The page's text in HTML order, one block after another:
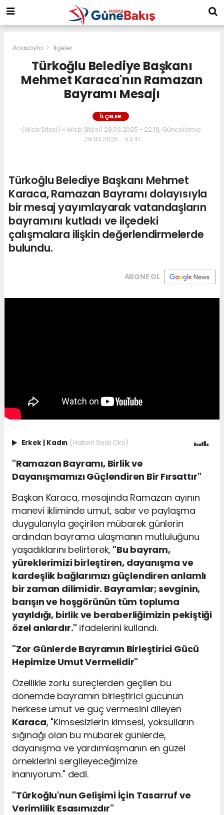
Anasayfa İlçeler
Türkoğlu Belediye Başkanı
Mehmet Karaca'nın Ramazan
Bayramı Mesajı
İLÇELER
(Web Sitesi) - Web Sitesi | 28.03.2025 - 22:18, Güncelleme:
29.03.2025 - 03:41
Türkoğlu Belediye Başkanı Mehmet
Karaca, Ramazan Bayramı dolayısıyla
bir mesaj yayımlayarak vatandaşların
bayramını kutladı ve ilçedeki
çalışmalara ilişkin değerlendirmelerde
bulundu.
ABONE OL
Erkek | Kadın (Haberi Sesli Oku)
"Ramazan Bayramı, Birlik ve
Dayanışmamızı Güçlendiren Bir Fırsattır"
Başkan Karaca, mesajında Ramazan ayının
manevi ikliminde umut, sabır ve paylaşma
duygularıyla geçirilen mübarek günlerin
ardından bayrama ulaşmanın mutluluğunu
yaşadıklarını belirterek, "Bu bayram,
yüreklerimizi birleştiren, dayanışma ve
kardeşlik bağlarımızı güçlendiren anlamlı
bir zaman dilimidir. Bayramlar; sevginin,
barışın ve hoşgörünün tüm topluma
yayıldığı, birlik ve beraberliğimizin pekiştiği
özel anlardır." ifadelerini kullandı.
"Zor Günlerde Bayramın Birleştirici Gücü
Hepimize Umut Vermelidir"
Özellikle zorlu süreçlerden geçilen bu
dönemde bayramın birleştirici gücünün
herkese umut ve güç vermesini dileyen
Karaca, "Kimsesizlerin kimsesi, yoksulların
sığınağı olan bu mübarek günlerde,
dayanışma ve yardımlaşmanın en güzel
örneklerini sergileyeceğimize
inanıyorum." dedi.
"Türkoğlu'nun Gelişimi İçin Tasarruf ve
Verimlilik Esasımızdır"